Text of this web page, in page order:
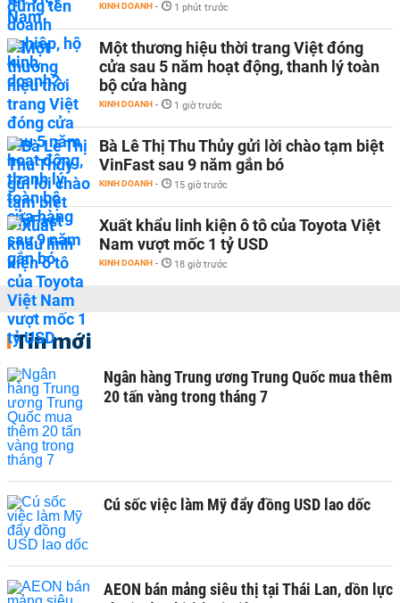
KINH DOANH - 1 phút trước
Một thương hiệu thời trang Việt đóng
cửa sau 5 năm hoạt động, thanh lý toàn
bộ cửa hàng
KINH DOANH - 1 giờ trước
Bà Lê Thị Thu Thủy gửi lời chào tạm biệt
VinFast sau 9 năm gắn bó
KINH DOANH - 15 giờ trước
Xuất khẩu linh kiện ô tô của Toyota Việt
Nam vượt mốc 1 tỷ USD
KINH DOANH - 18 giờ trước
Tin mới
Ngân hàng Trung ương Trung Quốc mua thêm
20 tấn vàng trong tháng 7
Cú sốc việc làm Mỹ đẩy đồng USD lao dốc
AEON bán mảng siêu thị tại Thái Lan, dồn lực